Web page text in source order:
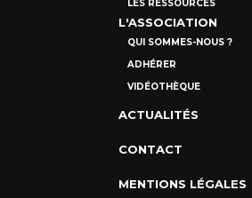
LES RESSOURCES
L'ASSOCIATION
QUI SOMMES-NOUS ?
ADHÉRER
VIDÉOTHÈQUE
ACTUALITÉS
CONTACT
MENTIONS LÉGALES